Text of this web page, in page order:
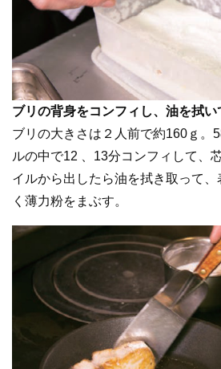
ブリの背身をコンフィし、油を拭い
ブリの大きさは２人前で約160ｇ。
ルの中で12 、13分コンフィして、
イルから出したら油を拭き取って
く薄力粉をまぶす。